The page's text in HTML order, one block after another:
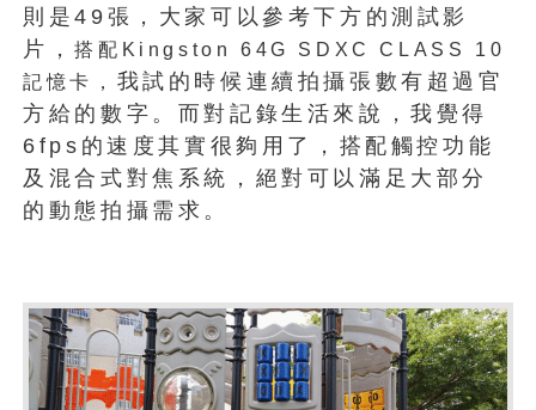
則是49張，大家可以參考下方的測試影
片，搭配Kingston 64G SDXC CLASS 10
記憶卡， 我試的時候連續拍攝張數有超過官
方給的數字。而對記錄生活來說，我覺得
6fps的速度其實很夠用了，搭配觸控功能
及混合式對焦系統，絕對可以滿足大部分
的動態拍攝需求。